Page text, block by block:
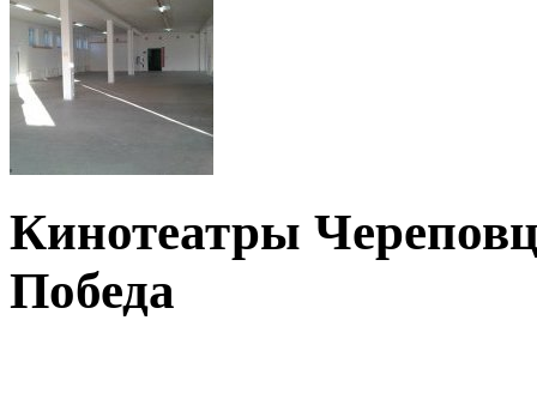
Кинотеатры
Победа